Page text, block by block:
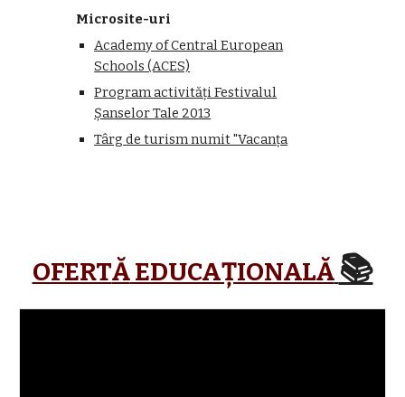
Microsite-uri
Academy of Central European
Schools (ACES)
Program activități Festivalul
Șanselor Tale 2013
Târg de turism numit "Vacanța
OFERTĂEDUCAȚIONALĂ📚